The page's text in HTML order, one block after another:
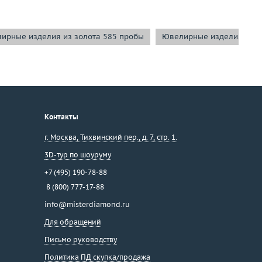
изделия из золота 585 пробы Ювелирные изделия из
Контакты
г. Москва, Тихвинский пер., д. 7, стр. 1.
3D-тур по шоуруму
+7 (495) 190-78-88
8 (800) 777-17-88
info@misterdiamond.ru
Для обращений
Письмо руководству
Политика ПД скупка/продажа